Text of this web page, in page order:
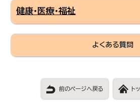
健康・医療・福祉
よくある質問
前のページへ戻る ト